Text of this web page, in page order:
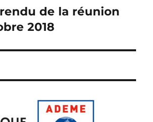
de la réunion
2018